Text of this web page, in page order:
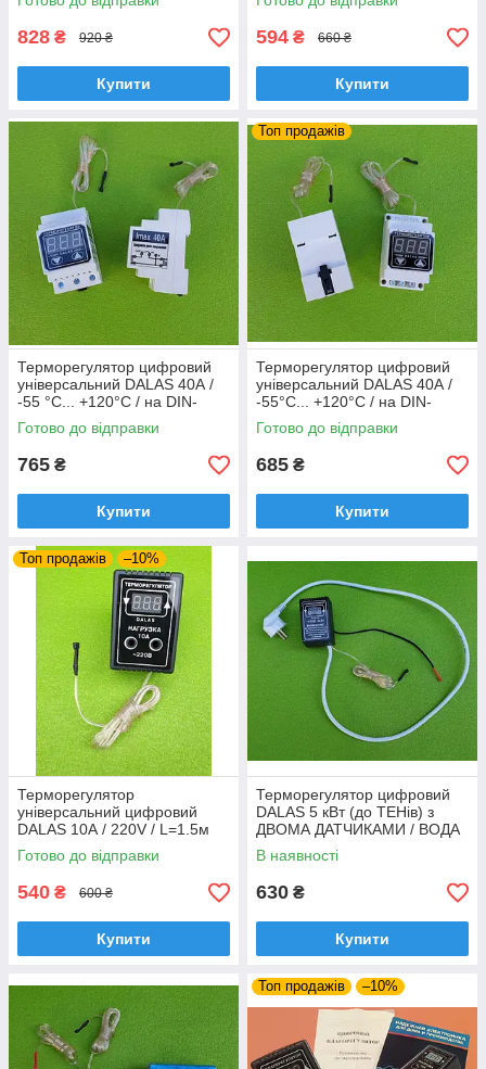
термодатчиком) на DIN-рейку
828 ₴ 920 ₴
Купити
Lдовжина=2м) розеточний
594 ₴ 660 ₴
Купити
Терморегулятор цифровий
універсальний DALAS 40А /
-55 °C... +120°C / на DIN-
рейку (c ЛІФТОВИМИ
контактами)
Готово до відправки
765 ₴
Купити
Топ продажів
Терморегулятор цифровий
універсальний DALAS 40А /
-55°C... +120°C / на DIN-
рейку (з ГВИНТОВИМИ
контактами)
Готово до відправки
685 ₴
Купити
Топ продажів –10%
Терморегулятор
універсальний цифровий
DALAS 10А / 220V / L=1.5м
(побутовий, інкубаторний)
"під розетку"
Готово до відправки
540 ₴ 600 ₴
Купити
Терморегулятор цифровий
DALAS 5 кВт (до ТЕНів) з
ДВОМА ДАТЧИКАМИ / ВОДА
+5°C...+80°C / ПОВІТРЯ +
5°C...+40°C
В наявності
630 ₴
Купити
Топ продажів –10%